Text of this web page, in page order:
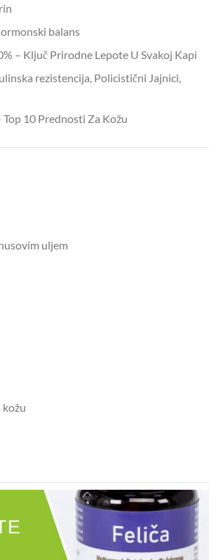
balans
– Ključ Prirodne Lepote U Svakoj Kapi
rezistencija, Policistični Jajnici,
10 Prednosti Za Kožu
uljem
kožu